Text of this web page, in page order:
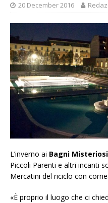
20 December 2016
L’inverno ai Bagni Misteriosi
Piccoli Parenti e altri incanti
Mercatini del riciclo con
«È proprio il luogo che ci